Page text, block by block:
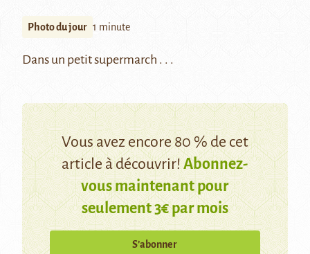
Photo du jour 1 minute
Dans un petit supermarch . . .
Vous avez encore 80 % de cet
article à découvrir!Abonnez-
vous maintenant pour
seulement 3€ par mois
S’abonner